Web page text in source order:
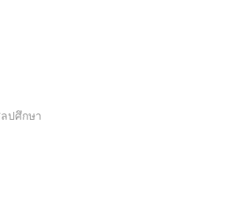
ปศึกษา